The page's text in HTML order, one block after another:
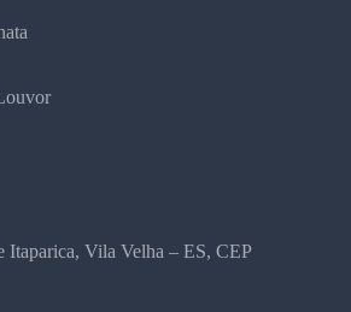
Itaparica, Vila Velha – ES, CEP